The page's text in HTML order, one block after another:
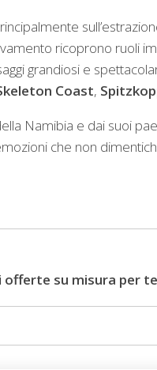
ricoprono
grandiosi e
Coast,
Namibia e dai suoi
che non
su misura per